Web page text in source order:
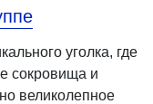
уголка, где
сокровища и
великолепное